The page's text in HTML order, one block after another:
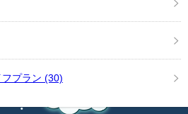
プラン (30)